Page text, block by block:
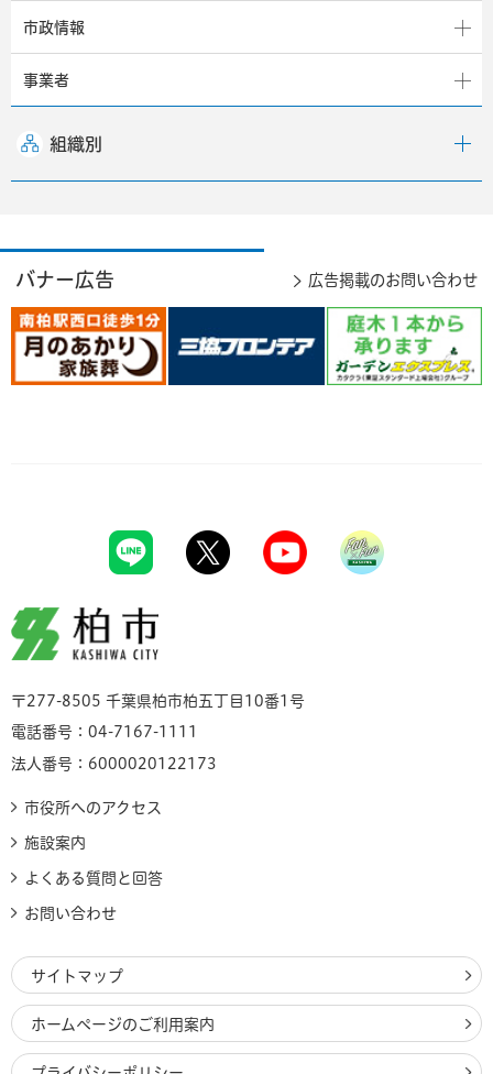
市政情報
事業者
組織別
バナー広告 広告掲載のお問い合わせ
柏市
〒277-8505 千葉県柏市柏五丁目10番1号
電話番号：04-7167-1111
法人番号：6000020122173
市役所へのアクセス
施設案内
よくある質問と回答
お問い合わせ
サイトマップ
ホームページのご利用案内